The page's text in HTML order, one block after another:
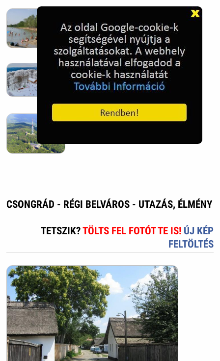
2022. Nov. 01.
Hóban gyakran gazdag télen a
Kékestető
2022. Nov. 01.
Kékestető település
CSONGRÁD - RÉGI BELVÁROS - UTAZÁS, ÉLMÉNY
TETSZIK?TÖLTS FEL FOTÓT TE IS! ÚJ KÉP
FELTÖLTÉS